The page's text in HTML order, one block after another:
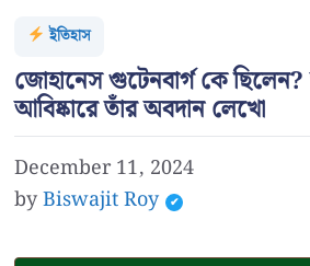
ইতিহাস
জোহানেস গুটেনবার্গ কে ছিলেন?
আবিষ্কারে তাঁর অবদান লেখো
December 11, 2024
byBiswajit Roy